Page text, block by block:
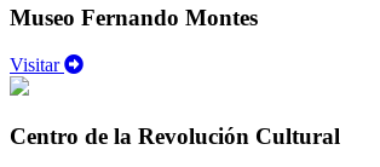
Museo Fernando Montes
Visitar
Centro de la Revolución Cultural